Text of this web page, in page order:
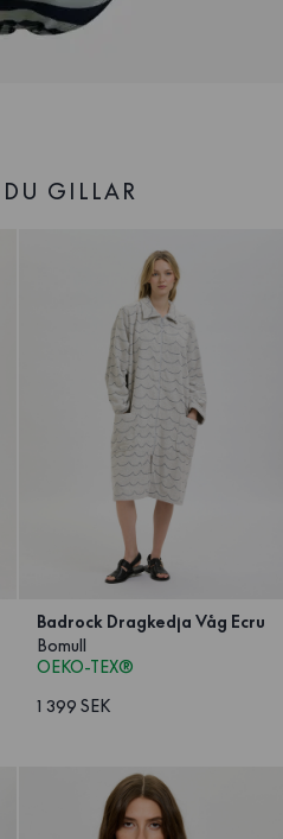
GILLAR
Badrock Dragkedja Våg Ecru
Bomull
OEKO-TEX®
1 399 SEK